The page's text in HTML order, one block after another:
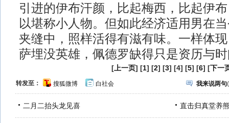
引进的伊布汗颜，比起梅西，比起伊
以堪称小人物。但如此经济适用男在
夹缝中，照样活得有滋有味。一样体
萨埋没英雄，佩德罗缺得只是资历与
[ 上一页] [1] [2] [3] [4] [5] [6] [下一
转发至： 搜狐微博 白社会 我来说两句(
二月二抬头龙见喜 直击归真堂养